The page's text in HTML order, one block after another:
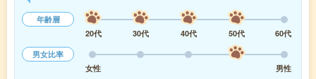
年齢層
20代
30代 40代 50代
60代
男女比率
女性
男性